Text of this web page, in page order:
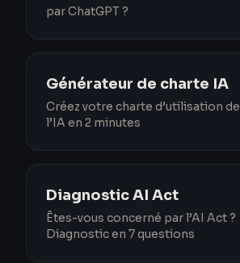
par ChatGPT ?
Générateur de charte IA
Créez votre charte d’utilisation de
l’IA en 2 minutes
Diagnostic AI Act
Êtes-vous concerné par l’AI Act ?
Diagnostic en 7 questions